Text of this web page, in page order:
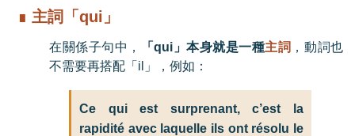
∎ 主詞「qui 」
在關係子句中， 「qui 」本身就是一種主詞 ， 動詞也
不需要再搭配「 il 」 ，例如：
Ce qui est surprenant, c’est la
rapidité avec laquelle ils ont résolu le